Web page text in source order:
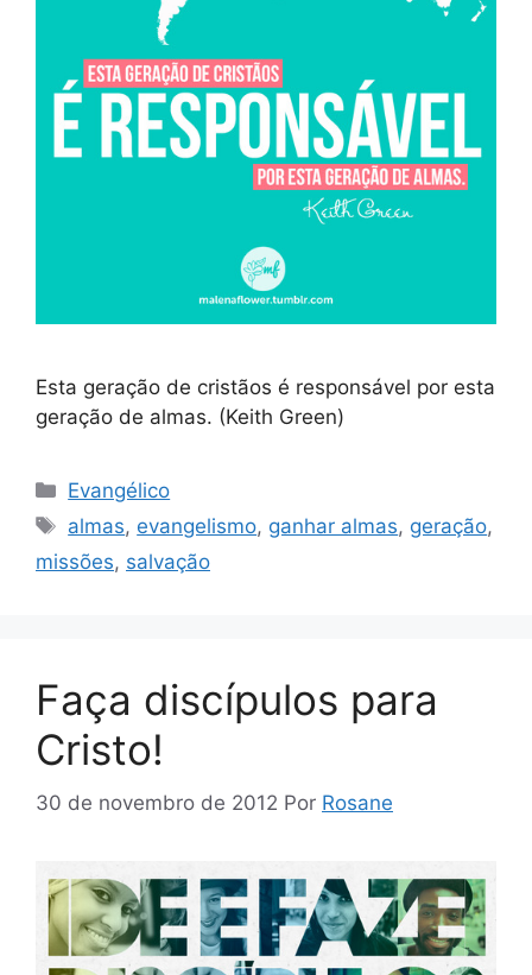
Esta geração de cristãos é responsável por esta
geração de almas. (Keith Green)
Categorias
Evangélico
Tags
almas, evangelismo, ganhar almas, geração,
missões, salvação
Faça discípulos para
Cristo!
30 de novembro de 2012 Por Rosane